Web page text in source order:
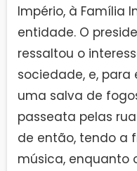
Império, à Família
entidade. O
ressaltou o
sociedade, e,
uma salva de
passeata pelas
de então, tendo a
música, enquanto